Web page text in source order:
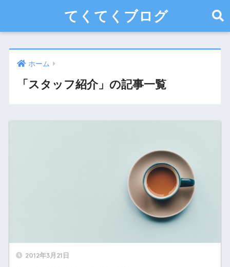
てくてくブログ
ホーム
「スタッフ紹介」の記事一覧
2012年3月21日